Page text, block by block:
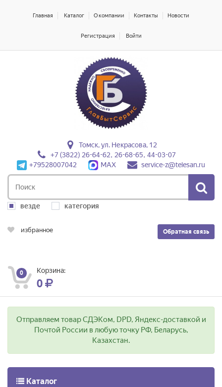
Главная Каталог О компании Контакты Новости
Регистрация Войти
Томск, ул. Некрасова, 12
+7 (3822) 26-64-62, 26-68-65, 44-03-07
+79528007042
MAX service-z@telesan.ru
везде категория
Обратная связь
избранное
0 Корзина:
0
Отправляем товар СДЭКом, DPD, Яндекс-доставкой и
Почтой России в любую точку РФ, Беларусь,
Казахстан.
Каталог